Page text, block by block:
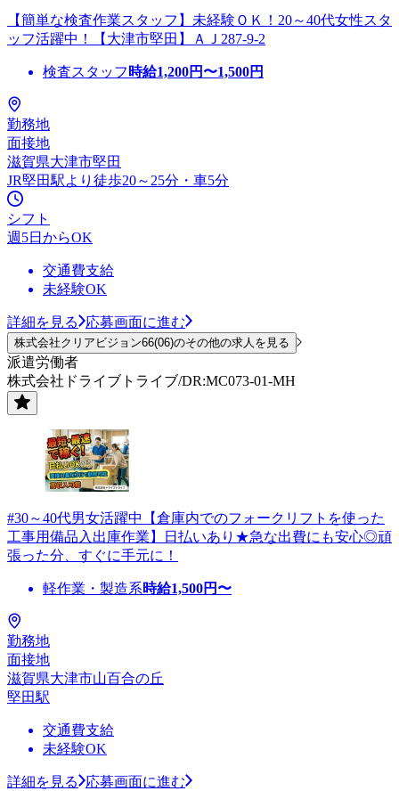
【簡単な検査作業スタッフ】未経験ＯＫ！20～40代女性スタ
ッフ活躍中！【大津市堅田】ＡＪ287-9-2
検査スタッフ 時給1,200円〜1,500円
勤務地
面接地
滋賀県大津市堅田
JR堅田駅より徒歩20～25分・車5分
シフト
週5日からOK
交通費支給
未経験OK
詳細を見る 応募画面に進む
株式会社クリアビジョン66(06)のその他の求人を見る
派遣労働者
株式会社ドライブトライブ/DR:MC073-01-MH
#30～40代男女活躍中【倉庫内でのフォークリフトを使った
工事用備品入出庫作業】日払いあり★急な出費にも安心◎頑
張った分、すぐに手元に！
軽作業・製造系時給1,500円〜
勤務地
面接地
滋賀県大津市山百合の丘
堅田駅
交通費支給
未経験OK
詳細を見る
応募画面に進む